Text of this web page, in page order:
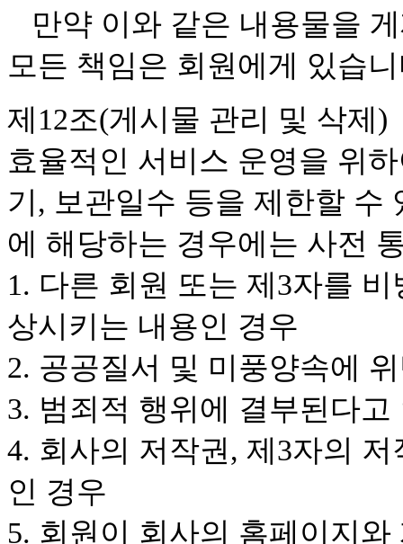
만약 이와 같은 내용물을
모든 책임은 회원에게 있습
제12조(게시물 관리 및 삭제)
효율적인 서비스 운영을 위
기, 보관일수 등을 제한할 수
에 해당하는 경우에는 사전
1. 다른 회원 또는 제3자를
상시키는 내용인 경우
2. 공공질서 및 미풍양속에
3. 범죄적 행위에 결부된다
4. 회사의 저작권, 제3자의
인 경우
5. 회원이 회사의 홈페이지